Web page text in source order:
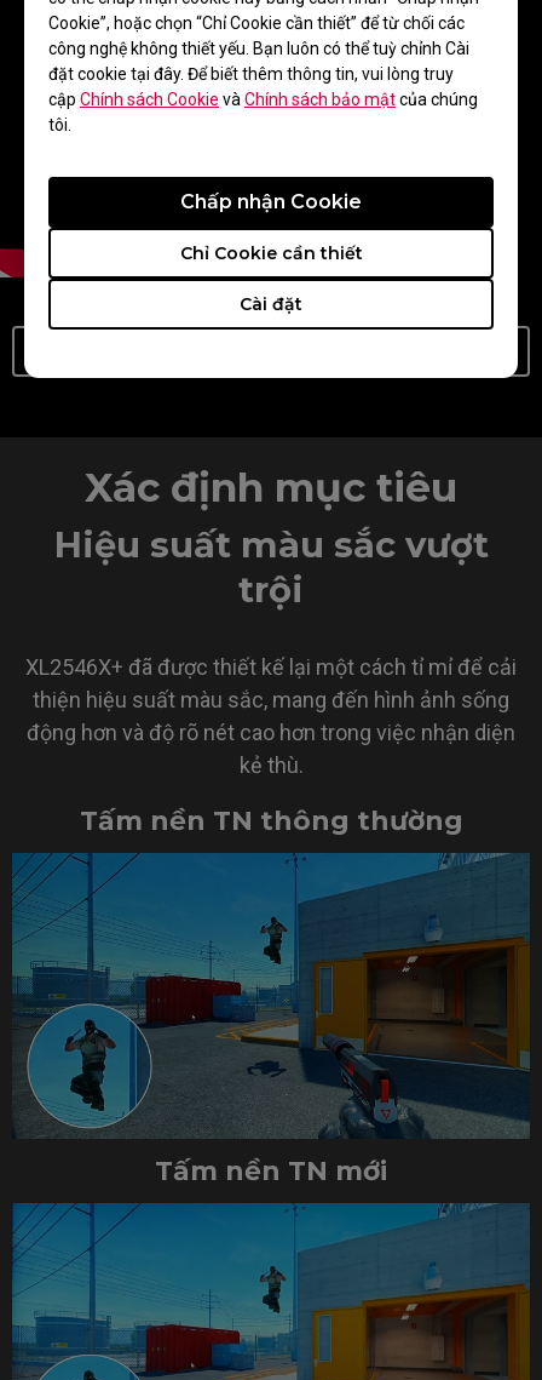
Cookie”, hoặc chọn “Chỉ Cookie cần thiết” để từ chối các
công nghệ không thiết yếu. Bạn luôn có thể tuỳ chỉnh Cài
đặt cookie tại đây. Để biết thêm thông tin, vui lòng truy
cập Chính sách Cookie và Chính sách bảo mậtcủa chúng
tôi.
Cài đặt
Chỉ Cookie cần thiết
Chấp nhận Cookie
Xác định mục tiêu
Hiệu suất màu sắc vượt
trội
XL2546X+ đã được thiết kế lại một cách tỉ mỉ để cải
thiện hiệu suất màu sắc, mang đến hình ảnh sống
động hơn và độ rõ nét cao hơn trong việc nhận diện
kẻ thù.
Tấm nền TN thông thường
Tấm nền TN mới